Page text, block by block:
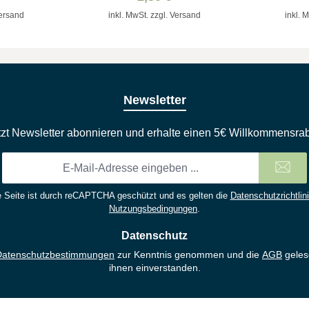
&
inkl. MwSt. zzgl. Versand inkl.
Newsletter
Newsletter abonnieren und erhalte einen 5€
*
Seite ist durch reCAPTCHA geschützt und es gelten die
Nutzungsbedingungen
Datenschutz
zur Kenntnis genommen und die AGB
ihnen einverstanden.